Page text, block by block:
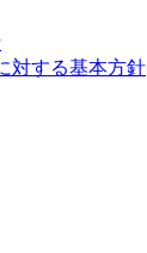
対する基本方針